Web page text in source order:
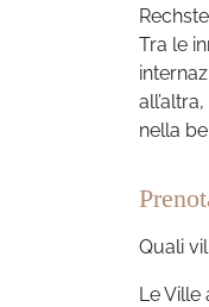
Tra le
nella
Quali
Le